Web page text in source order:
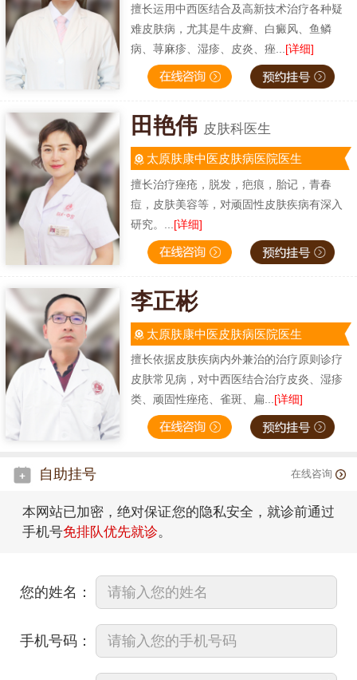
擅长运用中西医结合及高新技术治疗各种疑
难皮肤病，尤其是牛皮癣、白癜风、鱼鳞
病、荨麻疹、湿疹、皮炎、痤... [详细]
田艳伟 皮肤科医生
太原肤康中医皮肤病医院医生
擅长治疗痤疮，脱发，疤痕，胎记，青春
痘，皮肤美容等，对顽固性皮肤疾病有深入
研究。... [详细]
李正彬
太原肤康中医皮肤病医院医生
擅长依据皮肤疾病内外兼治的治疗原则诊疗
皮肤常见病，对中西医结合治疗皮炎、湿疹
类、顽固性痤疮、雀斑、扁...[详细]
自助挂号 在线咨询
本网站已加密，绝对保证您的隐私安全，就诊前通过
手机号免排队优先就诊。
您的姓名：
手机号码：